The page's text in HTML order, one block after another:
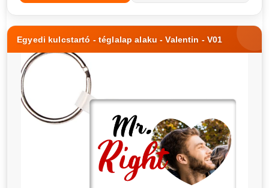
Egyedi kulcstartó - téglalap alaku - Valentin - V01